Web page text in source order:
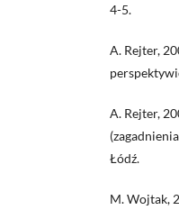
4-5.
A. Rejter,
A. Rejter,
Łódź.
M. Wojtak,